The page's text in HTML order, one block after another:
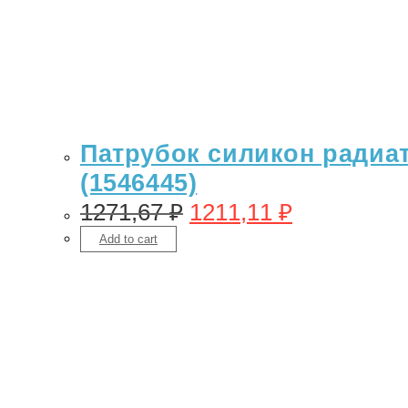
Патрубок силикон
(1546445)
1271,67₽ 1211,11 ₽
Add to cart